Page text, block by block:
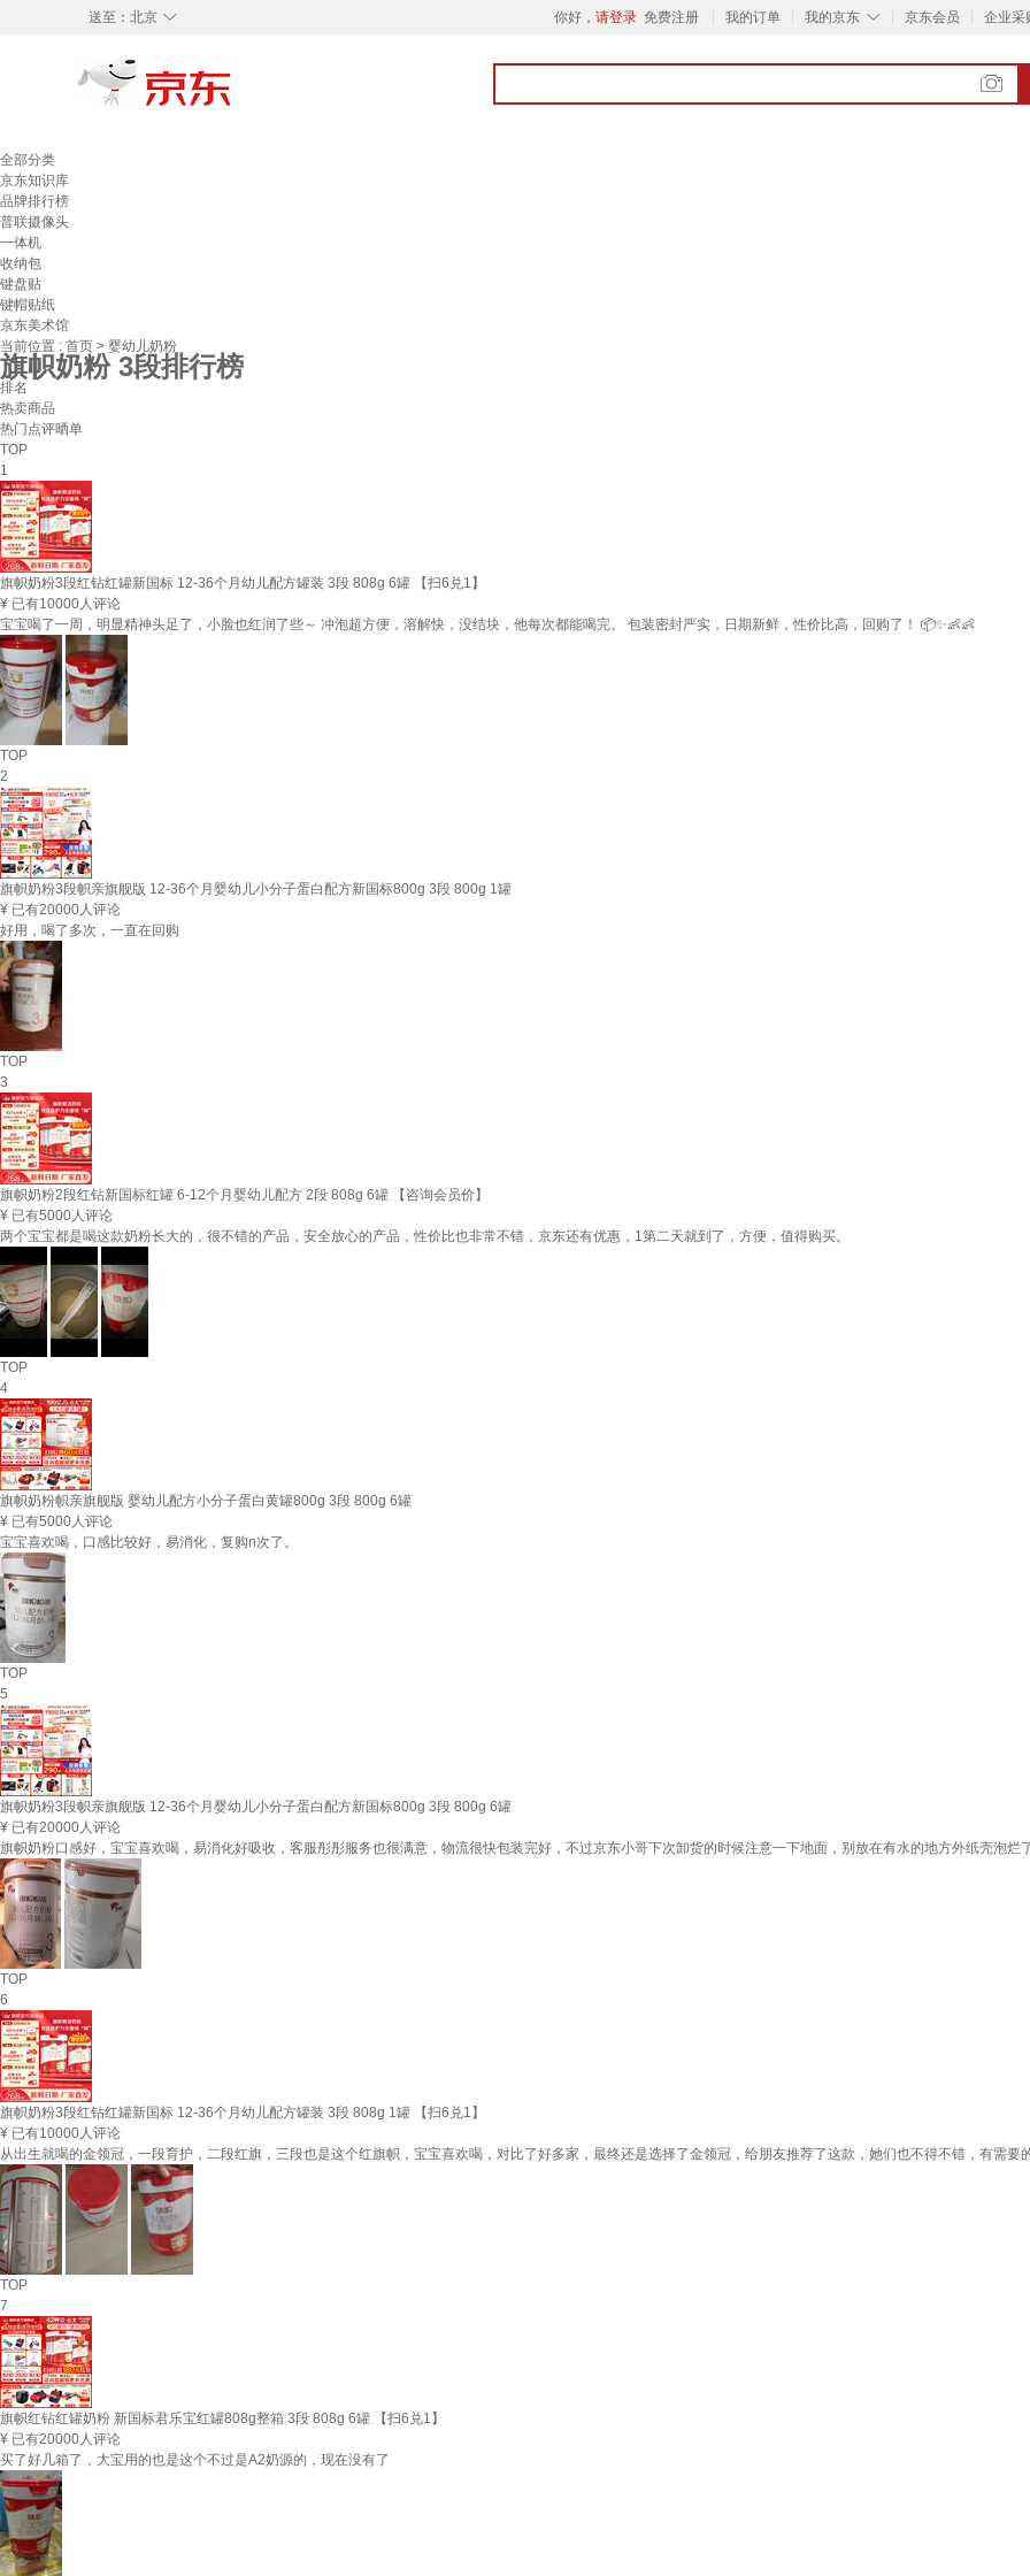
◇
送至： 北京 你好， 请登录 免费注册 我的订单 ◇
我的京东 京东会员 企业采
全部分类
京东知识库
品牌排行榜
普联摄像头
一体机
收纳包
键盘贴
键帽贴纸
京东美术馆
当前位置 : 首页 > 婴幼儿奶粉
旗帜奶粉 3段排行榜
排名
热卖商品
热门点评晒单
TOP
1
旗帜奶粉3段红钻红罐新国标 12-36个月幼儿配方罐装 3段 808g 6罐 【扫6兑1】
¥ 已有10000人评论
宝宝喝了一周，明显精神头足了，小脸也红润了些～ 冲泡超方便，溶解快，没结块，他每次都能喝完。 包装密封严实，日期新鲜，性价比高，回购了！ 📦✨👶👶
TOP
2
旗帜奶粉3段帜亲旗舰版 12-36个月婴幼儿小分子蛋白配方新国标800g 3段 800g 1罐
¥ 已有20000人评论
好用，喝了多次，一直在回购
TOP
3
旗帜奶粉2段红钻新国标红罐 6-12个月婴幼儿配方 2段 808g 6罐 【咨询会员价】
¥ 已有5000人评论
两个宝宝都是喝这款奶粉长大的，很不错的产品，安全放心的产品，性价比也非常不错，京东还有优惠，1第二天就到了，方便，值得购买。
TOP
4
旗帜奶粉帜亲旗舰版 婴幼儿配方小分子蛋白黄罐800g 3段 800g 6罐
¥ 已有5000人评论
宝宝喜欢喝，口感比较好，易消化，复购n次了。
TOP
5
旗帜奶粉3段帜亲旗舰版 12-36个月婴幼儿小分子蛋白配方新国标800g 3段 800g 6罐
¥ 已有20000人评论
旗帜奶粉口感好，宝宝喜欢喝，易消化好吸收，客服彤彤服务也很满意，物流很快包装完好，不过京东小哥下次卸货的时候注意一下地面，别放在有水的地方外纸壳泡烂
TOP
6
旗帜奶粉3段红钻红罐新国标 12-36个月幼儿配方罐装 3段 808g 1罐 【扫6兑1】
¥ 已有10000人评论
从出生就喝的金领冠，一段育护，二段红旗，三段也是这个红旗帜，宝宝喜欢喝，对比了好多家，最终还是选择了金领冠，给朋友推荐了这款，她们也不得不错，有需要
TOP
7
旗帜红钻红罐奶粉 新国标君乐宝红罐808g整箱 3段 808g 6罐 【扫6兑1】
¥ 已有20000人评论
买了好几箱了，大宝用的也是这个不过是A2奶源的，现在没有了